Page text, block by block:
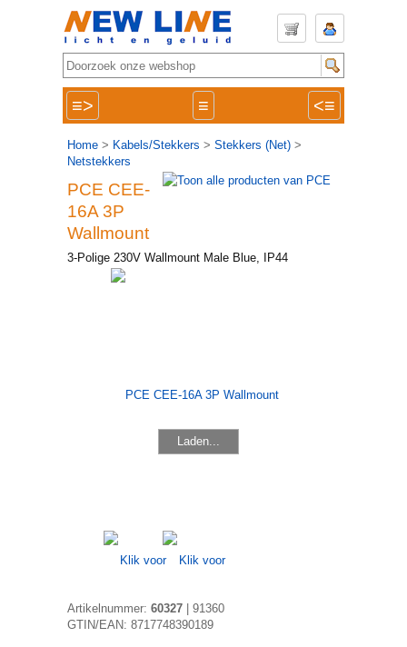
≡> ≡ <≡
Home > Kabels/Stekkers > Stekkers (Net) >
Netstekkers
PCE CEE-
16A 3P
Wallmount
3-Polige 230V Wallmount Male Blue, IP44
Laden...
Artikelnummer: 60327
91360
GTIN/EAN: 8717748390189